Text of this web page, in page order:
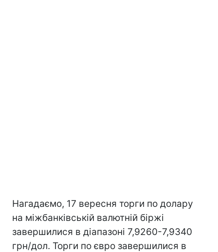
Нагадаємо, 17 вересня торги по долару
на міжбанківській валютній біржі
завершилися в діапазоні 7,9260-7,9340
грн/дол. Торги по євро завершилися в